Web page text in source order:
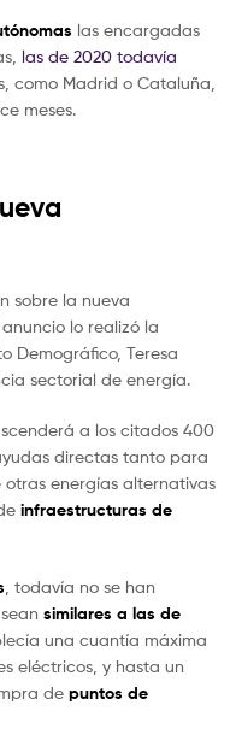
las encargadas
las de 2020 todavía
como Madrid o Cataluña,
meses.
sobre la nueva
lo realizó la
Demográfico, Teresa
sectorial de energía.
a los citados 400
directas tanto para
otras energías alternativas
infraestructuras de
, todavía no se han
similares a las de
una cuantía máxima
eléctricos, y hasta un
de puntos de